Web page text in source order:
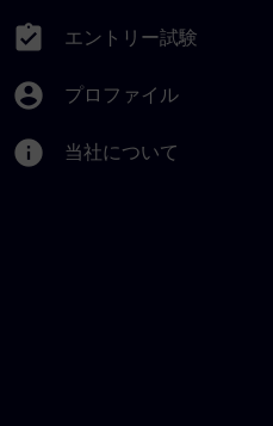
assignment_turned_in エントリー試験
account_circle プロファイル
info 当社について